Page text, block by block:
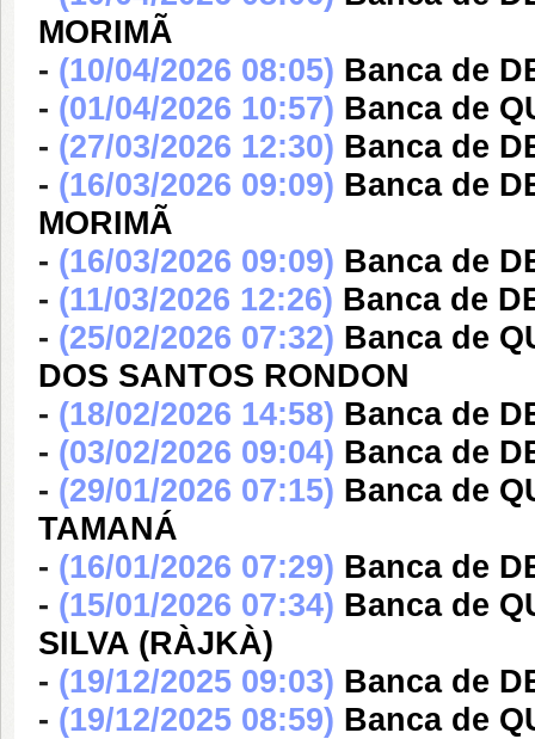
MORIMÃ
- (10/04/2026 08:05) Banca de
- (01/04/2026 10:57) Banca de
- (27/03/2026 12:30) Banca de
- (16/03/2026 09:09) Banca de
MORIMÃ
- (16/03/2026 09:09) Banca de
- (11/03/2026 12:26) Banca de
- (25/02/2026 07:32) Banca de
DOS SANTOS RONDON
- (18/02/2026 14:58) Banca de
- (03/02/2026 09:04) Banca de
- (29/01/2026 07:15) Banca de
TAMANÁ
- (16/01/2026 07:29) Banca de
- (15/01/2026 07:34) Banca de
SILVA (RÀJKÀ)
- (19/12/2025 09:03) Banca de
- (19/12/2025 08:59) Banca de